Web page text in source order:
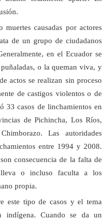
causadas por actores
de un grupo de ciudadanos
en el Ecuador se
o la queman viva, y
actos se realizan sin proceso
de castigos violentos o de
33 casos de linchamientos en
de Pichincha, Los Ríos,
Las autoridades
entre 1994 y 2008.
consecuencia de la falta de
o incluso faculta a los
propia.
este tipo de casos y el tema
indígena. Cuando se da un